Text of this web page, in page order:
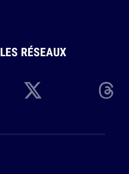
LES RÉSEAUX